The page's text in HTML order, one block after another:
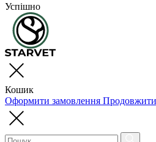
Успішно
Кошик
Оформити замовлення